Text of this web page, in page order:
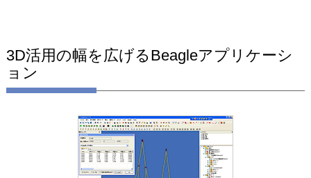
3D活用の幅を広げるBeagleアプリケーシ
ョン